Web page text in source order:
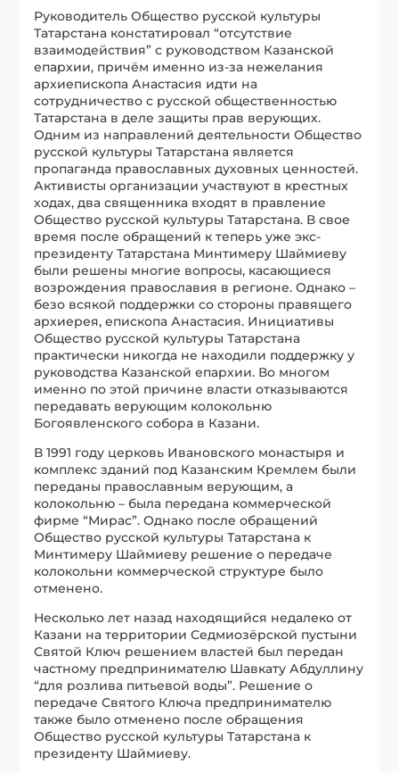
Руководитель Общество русской культуры
Татарстана констатировал “отсутствие
взаимодействия” с руководством Казанской
епархии, причём именно из-за нежелания
архиепископа Анастасия идти на
сотрудничество с русской общественностью
Татарстана в деле защиты прав верующих.
Одним из направлений деятельности Общество
русской культуры Татарстана является
пропаганда православных духовных ценностей.
Активисты организации участвуют в крестных
ходах, два священника входят в правление
Общество русской культуры Татарстана. В свое
время после обращений к теперь уже экс-
президенту Татарстана Минтимеру Шаймиеву
были решены многие вопросы, касающиеся
возрождения православия в регионе. Однако –
безо всякой поддержки со стороны правящего
архиерея, епископа Анастасия. Инициативы
Общество русской культуры Татарстана
практически никогда не находили поддержку у
руководства Казанской епархии. Во многом
именно по этой причине власти отказываются
передавать верующим колокольню
Богоявленского собора в Казани.
В 1991 году церковь Ивановского монастыря и
комплекс зданий под Казанским Кремлем были
переданы православным верующим, а
колокольню – была передана коммерческой
фирме “Мирас”. Однако после обращений
Общество русской культуры Татарстана к
Минтимеру Шаймиеву решение о передаче
колокольни коммерческой структуре было
отменено.
Несколько лет назад находящийся недалеко от
Казани на территории Седмиозёрской пустыни
Святой Ключ решением властей был передан
частному предпринимателю Шавкату Абдуллину
“для розлива питьевой воды”. Решение о
передаче Святого Ключа предпринимателю
также было отменено после обращения
Общество русской культуры Татарстана к
президенту Шаймиеву.